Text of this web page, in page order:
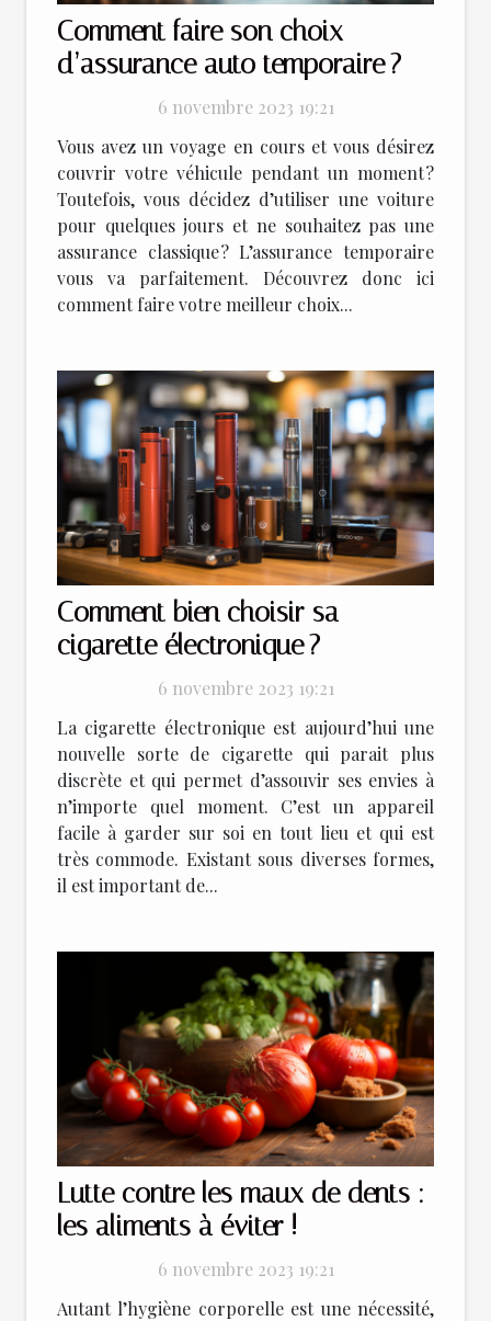
Comment faire son choix
d’assurance auto temporaire ?
6 novembre 2023 19:21
Vous avez un voyage en cours et vous désirez
couvrir votre véhicule pendant un moment ?
Toutefois, vous décidez d’utiliser une voiture
pour quelques jours et ne souhaitez pas une
assurance classique ? L’assurance temporaire
vous va parfaitement. Découvrez donc ici
comment faire votre meilleur choix...
Comment bien choisir sa
cigarette électronique ?
6 novembre 2023 19:21
La cigarette électronique est aujourd’hui une
nouvelle sorte de cigarette qui parait plus
discrète et qui permet d’assouvir ses envies à
n’importe quel moment. C’est un appareil
facile à garder sur soi en tout lieu et qui est
très commode. Existant sous diverses formes,
il est important de...
Lutte contre les maux de dents :
les aliments à éviter !
6 novembre 2023 19:21
Autant l’hygiène corporelle est une nécessité,